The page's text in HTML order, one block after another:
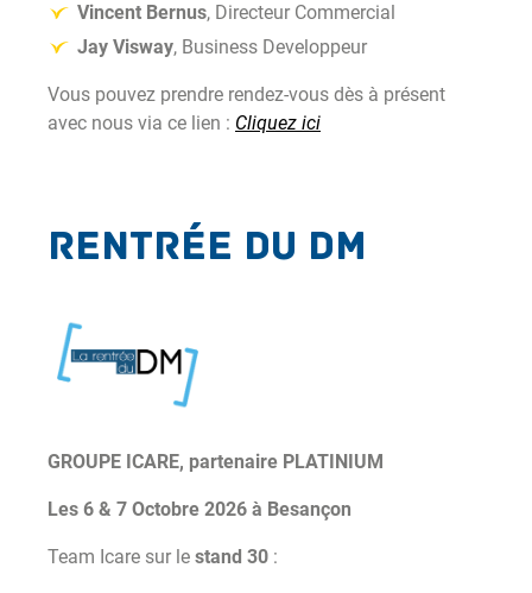
Vincent Bernus, Directeur Commercial
Jay Visway, Business Developpeur
Vous pouvez prendre rendez-vous dès à présent
avec nous via ce lien : Cliquez ici
Rentrée du DM
GROUPE ICARE, partenaire PLATINIUM
Les 6 & 7 Octobre 2026 à Besançon
Team Icare sur le stand 30 :